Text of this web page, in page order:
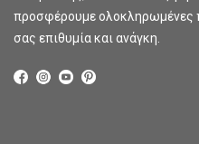
προσφέρουμε ολοκληρωμένες
σας επιθυμία και ανάγκη.